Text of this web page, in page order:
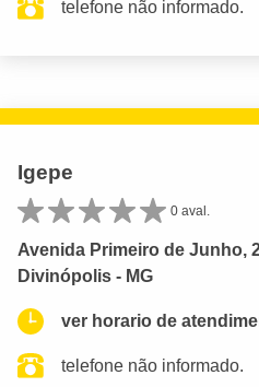
telefone não informado.
Igepe
0 aval.
Avenida Primeiro de Junho,
Divinópolis - MG
ver horario de
telefone não informado.